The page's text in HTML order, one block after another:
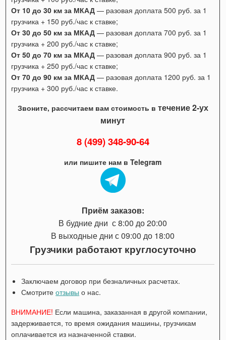
От 10 до 30 км за МКАД — разовая доплата 500 руб. за 1
грузчика + 150 руб./час к ставке;
От 30 до 50 км за МКАД — разовая доплата 700 руб. за 1
грузчика + 200 руб./час к ставке;
От 50 до 70 км за МКАД — разовая доплата 900 руб. за 1
грузчика + 250 руб./час к ставке;
От 70 до 90 км за МКАД — разовая доплата 1200 руб. за 1
грузчика + 300 руб./час к ставке.
Звоните, рассчитаем вам стоимость в течение 2-ух
минут
8 (499) 348-90-64
или пишите нам в Telegram
Приём заказов:
В будние дни с 8:00 до 20:00
В выходные дни с 09:00 до 18:00
Грузчики работают круглосуточно
Заключаем договор при безналичных расчетах.
Смотритеотзывы о нас.
ВНИМАНИЕ! Если машина, заказанная в другой компании,
задерживается, то время ожидания машины, грузчикам
оплачивается из назначенной ставки.